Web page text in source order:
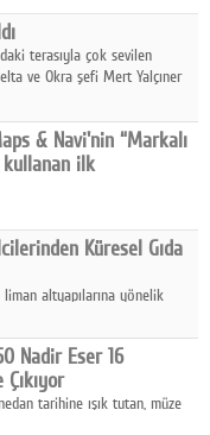
de uluslararası pazarlarda
terasıyla çok sevilen
ve Okra şefi Mert Yalçıner
& Navi'nin “Markalı
kullanan ilk
ve Yandex Ads iş birliğiyle
Rota" reklam formatını
Küresel Gıda
altyapılarına yönelik
Nadir Eser 16
tarihine ışık tutan, müze